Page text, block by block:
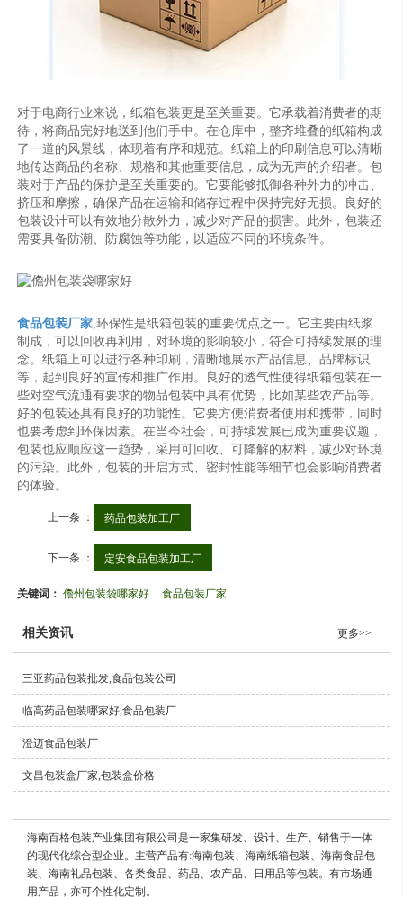
对于电商行业来说，纸箱包装更是至关重要。它承载着消费者的期
待，将商品完好地送到他们手中。在仓库中，整齐堆叠的纸箱构成
了一道的风景线，体现着有序和规范。纸箱上的印刷信息可以清晰
地传达商品的名称、规格和其他重要信息，成为无声的介绍者。包
装对于产品的保护是至关重要的。它要能够抵御各种外力的冲击、
挤压和摩擦，确保产品在运输和储存过程中保持完好无损。良好的
包装设计可以有效地分散外力，减少对产品的损害。此外，包装还
需要具备防潮、防腐蚀等功能，以适应不同的环境条件。
食品包装厂家 ,环保性是纸箱包装的重要优点之一。它主要由纸浆
制成，可以回收再利用，对环境的影响较小，符合可持续发展的理
念。纸箱上可以进行各种印刷，清晰地展示产品信息、品牌标识
等，起到良好的宣传和推广作用。良好的透气性使得纸箱包装在一
些对空气流通有要求的物品包装中具有优势，比如某些农产品等。
好的包装还具有良好的功能性。它要方便消费者使用和携带，同时
也要考虑到环保因素。在当今社会，可持续发展已成为重要议题，
包装也应顺应这一趋势，采用可回收、可降解的材料，减少对环境
的污染。此外，包装的开启方式、密封性能等细节也会影响消费者
的体验。
上一条 ： 药品包装加工厂
下一条 ： 定安食品包装加工厂
关键词：儋州包装袋哪家好 食品包装厂家
相关资讯 更多>>
三亚药品包装批发,食品包装公司
临高药品包装哪家好,食品包装厂
澄迈食品包装厂
文昌包装盒厂家,包装盒价格
海南百格包装产业集团有限公司是一家集研发、设计、生产、销售于一体
的现代化综合型企业。主营产品有:海南包装、海南纸箱包装、海南食品包
装、海南礼品包装、各类食品、药品、农产品、日用品等包装。有市场通
用产品，亦可个性化定制。